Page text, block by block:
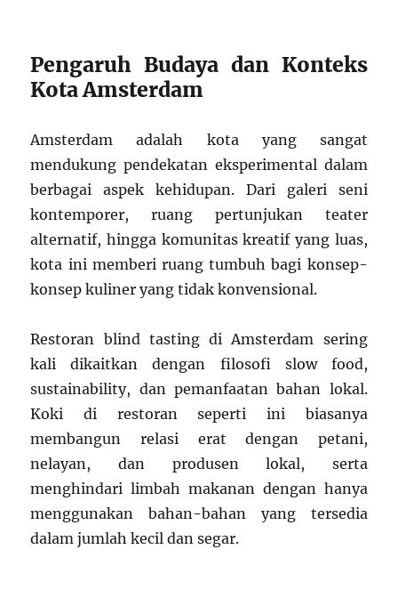
Pengaruh Budaya dan Konteks
Kota Amsterdam
Amsterdam adalah kota yang sangat
mendukung pendekatan eksperimental dalam
berbagai aspek kehidupan. Dari galeri seni
kontemporer, ruang pertunjukan teater
alternatif, hingga komunitas kreatif yang luas,
kota ini memberi ruang tumbuh bagi konsep-
konsep kuliner yang tidak konvensional.
Restoran blind tasting di Amsterdam sering
kali dikaitkan dengan filosofi slow food,
sustainability, dan pemanfaatan bahan lokal.
Koki di restoran seperti ini biasanya
membangun relasi erat dengan petani,
nelayan, dan produsen lokal, serta
menghindari limbah makanan dengan hanya
menggunakan bahan-bahan yang tersedia
dalam jumlah kecil dan segar.